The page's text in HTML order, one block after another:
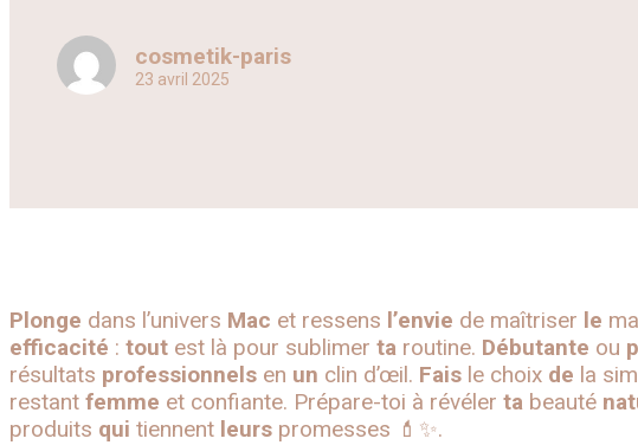
cosmetik-paris
23 avril 2025
Plonge dans l’univers Mac et ressens l’envie de maîtriser le
efficacité : tout est là pour sublimer ta routine. Débutante ou
résultats professionnels en un clin d’œil. Fais le choix de la
restant femme et confiante. Prépare-toi à révéler ta beauté
produits qui tiennent leurs promesses 💄✨.